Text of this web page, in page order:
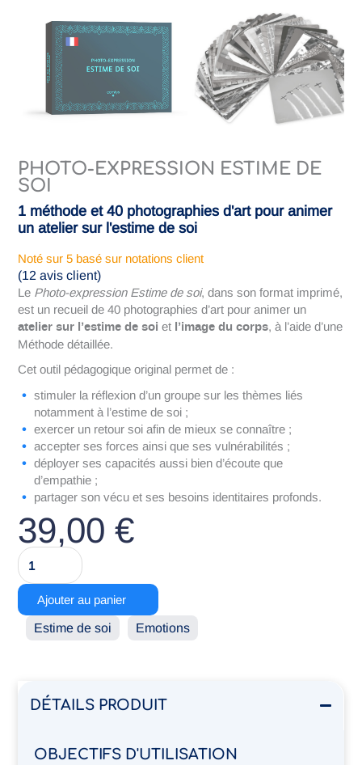
PHOTO-EXPRESSION ESTIME DE
SOI
1 méthode et 40 photographies d'art pour animer
un atelier sur l'estime de soi
Notésur 5 basé sur notations client
(12 avis client)
Le Photo-expression Estime de soi, dans son format imprimé,
est un recueil de 40 photographies d’art pour animer un
atelier sur l’estime de soi et l’image du corps, à l’aide d’une
Méthode détaillée.
Cet outil pédagogique original permet de :
stimuler la réflexion d’un groupe sur les thèmes liés
notamment à l’estime de soi ;
exercer un retour soi afin de mieux se connaître ;
accepter ses forces ainsi que ses vulnérabilités ;
déployer ses capacités aussi bien d’écoute que
d’empathie ;
partager son vécu et ses besoins identitaires profonds.
39,00 €
quantité
de
Photo-
expression
Estime
Ajouter au panier
Emotions
Estime de soi
DÉTAILS PRODUIT
OBJECTIFS D'UTILISATION